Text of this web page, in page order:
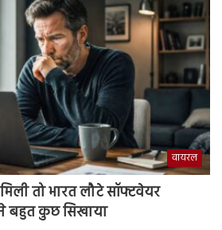
वायरल
तो भारत लौटे सॉफ्टवेयर
बहुत कुछ सिखाया